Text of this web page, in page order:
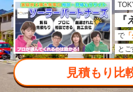
で
と
見積もり比